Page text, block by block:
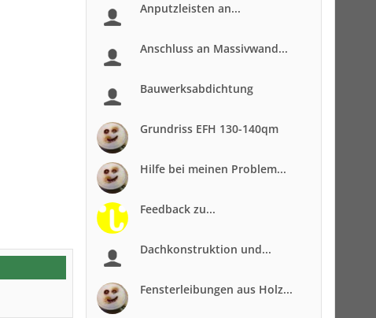
Anputzleisten an...
Anschluss an Massivwand...
Bauwerksabdichtung
Grundriss EFH 130-140qm
Hilfe bei meinen Problem...
Feedback zu...
Dachkonstruktion und...
Fensterleibungen aus Holz...